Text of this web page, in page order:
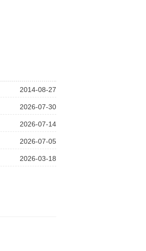
2014-08-27
2026-07-30
2026-07-14
2026-07-05
2026-03-18